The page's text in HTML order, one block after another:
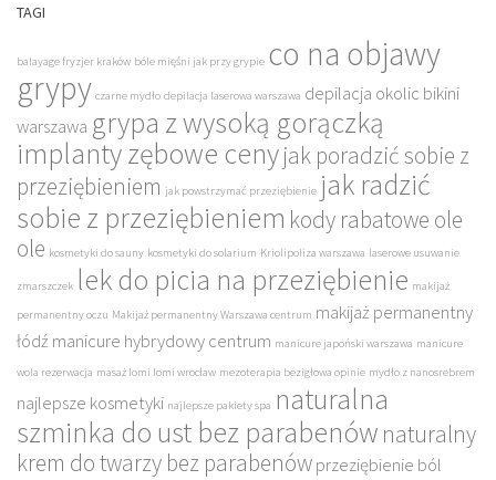
TAGI
balayage fryzjer kraków bóle mięśni jak przy grypie co na objawy
grypy czarne mydło depilacja laserowa warszawa depilacja okolic bikini
warszawa grypa z wysoką gorączką
implanty zębowe cenyjak poradzić sobie z
przeziębieniem jak powstrzymać przeziębienie jak radzić
sobie z przeziębieniem kody rabatowe ole
ole kosmetyki do sauny kosmetyki do solarium Kriolipoliza warszawa laserowe usuwanie
zmarszczek lek do picia na przeziębienie makijaż
permanentny oczu Makijaż permanentny Warszawa centrum makijaż permanentny
łódź manicure hybrydowy centrum manicure japoński warszawa manicure
wola rezerwacja masaż lomi lomi wrocław mezoterapia bezigłowa opinie mydło z nanosrebrem
najlepsze kosmetyki najlepsze pakiety spa naturalna
szminka do ust bez parabenów naturalny
krem do twarzy bez parabenówprzeziębienie ból